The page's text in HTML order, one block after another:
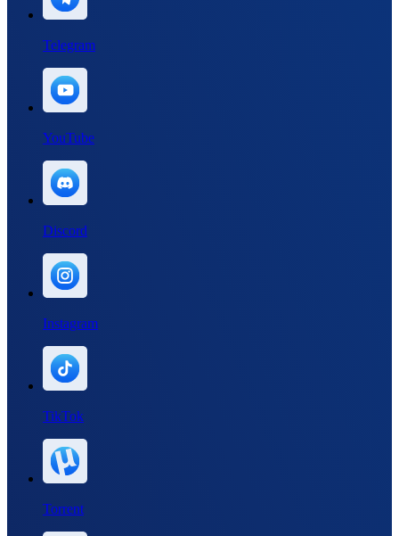
Telegram
YouTube
Discord
Instagram
TikTok
Torrent